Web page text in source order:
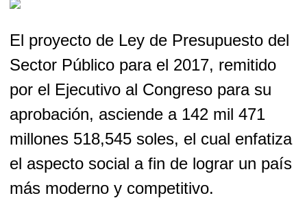
El proyecto de Ley de Presupuesto del
Sector Público para el 2017, remitido
por el Ejecutivo al Congreso para su
aprobación, asciende a 142 mil 471
millones 518,545 soles, el cual enfatiza
el aspecto social a fin de lograr un país
más moderno y competitivo.